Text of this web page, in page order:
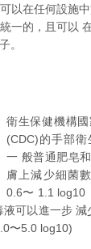
以在任何設施
一的，且可以
。
衛生保健機構
(CDC)的手部
一 般普通肥皂
膚上減少細菌
0.6〜 1.1 log10
可以進一步
〜5.0 log10)